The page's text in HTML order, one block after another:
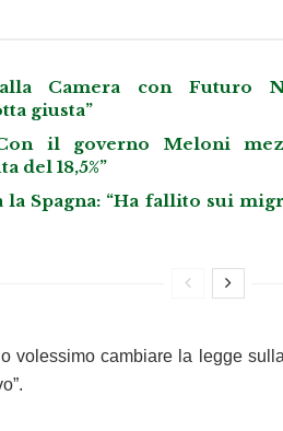
Camera con Futuro
giusta”
il governo Meloni
del 18,5%”
la Spagna: “Ha fallito sui
volessimo cambiare la legge